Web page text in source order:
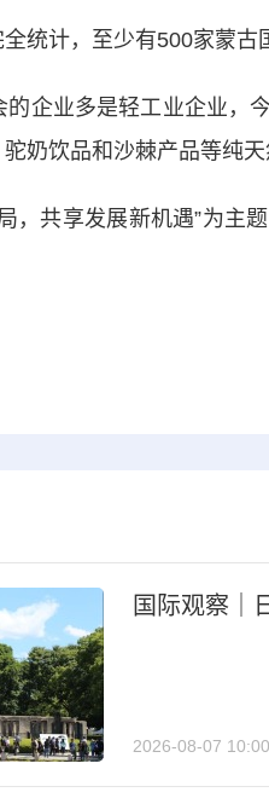
计，至少有500家蒙古
业多是轻工业企业，今
奶饮品和沙棘产品等纯天
共享发展新机遇”为主
国际观察｜
2026-08-07 10:00